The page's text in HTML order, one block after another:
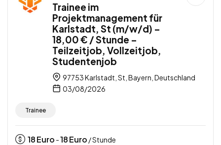
Trainee im
Projektmanagement für
Karlstadt, St (m/w/d) –
18,00 € / Stunde –
Teilzeitjob, Vollzeitjob,
Studentenjob
97753 Karlstadt, St, Bayern, Deutschland
03/08/2026
Trainee
18Euro -18Euro / Stunde